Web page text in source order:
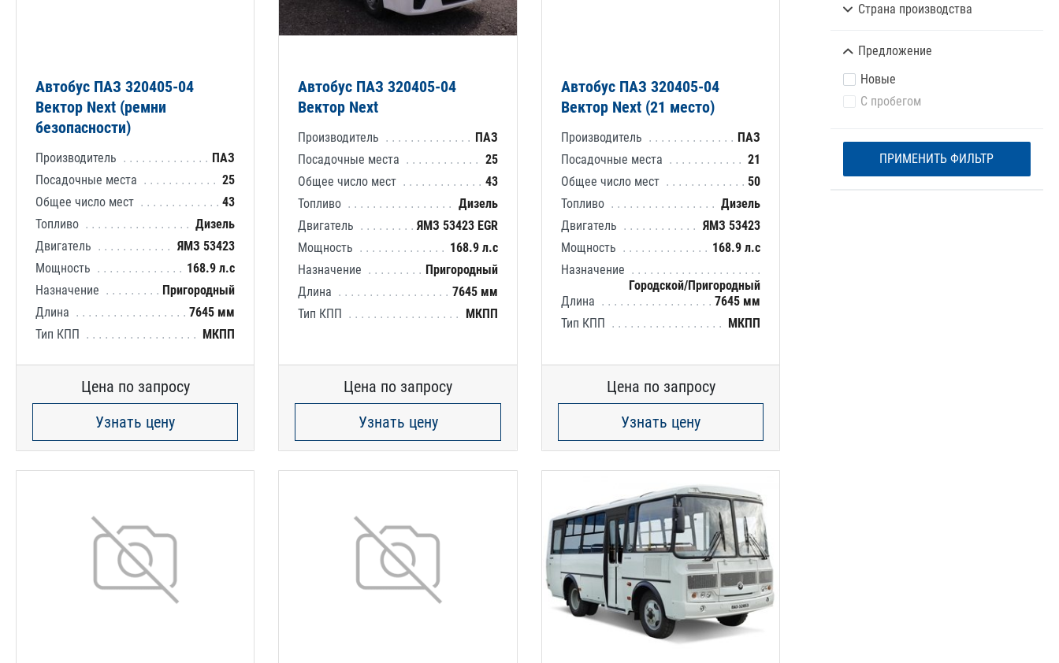
Страна производства
Предложение
Новые
С пробегом
ПРИМЕНИТЬ ФИЛЬТР
Автобус ПАЗ 320405-04
Вектор Next (ремни
безопасности)
Производитель
ПАЗ
Посадочные места
25
Общее число мест
43
Топливо
Дизель
Двигатель
ЯМЗ 53423
Мощность
168.9 л.с
Назначение
Пригородный
Длина
7645 мм
Тип КПП
МКПП
Цена по запросу
Узнать цену
Автобус ПАЗ 320405-04
Вектор Next
Производитель
ПАЗ
Посадочные места
25
Общее число мест
43
Топливо
Дизель
Двигатель
ЯМЗ 53423 EGR
Мощность
168.9 л.с
Назначение
Пригородный
Длина
7645 мм
Тип КПП
МКПП
Цена по запросу
Узнать цену
Автобус ПАЗ 320405-04
Вектор Next (21 место)
Производитель
ПАЗ
Посадочные места
21
Общее число мест
50
Топливо
Дизель
Двигатель
ЯМЗ 53423
Мощность
168.9 л.с
Назначение
Городской/Пригородный
Длина
7645 мм
Тип КПП
МКПП
Цена по запросу
Узнать цену